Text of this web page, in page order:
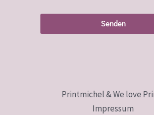
Senden
Printmichel & We love
Impressum